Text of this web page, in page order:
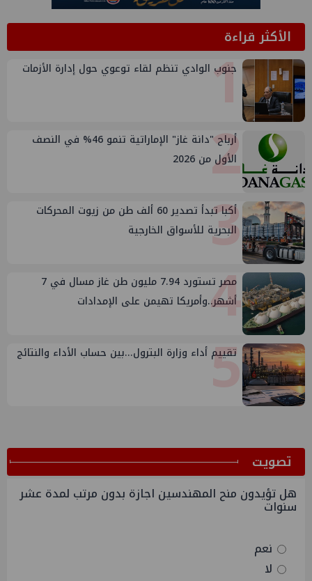
الأكثر قراءة1
جنوب الوادي تنظم لقاء توعوي حول إدارة الأزمات
2
أرباح "دانة غاز" الإماراتية تنمو 46% في النصف
الأول من 2026
3
أكبا تبدأ تصدير 60 ألف طن من زيوت المحركات
البحرية للأسواق الخارجية
4
مصر تستورد 7.94 مليون طن غاز مسال في 7
أشهر..وأمريكا تهيمن على الإمدادات
5
تقييم أداء وزارة البترول...بين حساب الأداء والنتائج
ﺗﺼﻮﻳﺖ
هل تؤيدون منح المهندسين اجازة بدون مرتب لمدة عشر
سنوات
نعم
لا